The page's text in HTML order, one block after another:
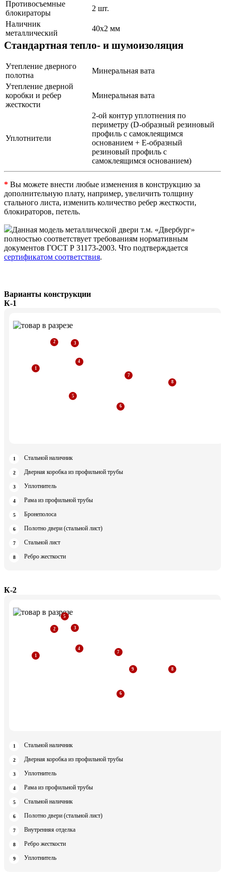
Противосъемные
блокираторы
2 шт.
Наличник
металлический
40х2 мм
Стандартная тепло- и шумоизоляция
Утепление дверного
полотна
Минеральная вата
Утепление дверной
коробки и ребер
жесткости
Минеральная вата
Уплотнители
2-ой контур уплотнения по
периметру (D-образный резиновый
профиль с самоклеящимся
основанием + Е-образный
резиновый профиль с
самоклеящимся основанием)
* Вы можете внести любые изменения в конструкцию за
дополнительную плату, например, увеличить толщину
стального листа, изменить количество ребер жесткости,
блокираторов, петель.
Данная модель металлической двери т.м. «Двербург»
полностью соответствует требованиям нормативным
документов ГОСТ Р 31173-2003. Что подтверждается
сертификатом соответствия.
Варианты конструкции
К-1
Стальной наличник
Дверная коробка из профильной трубы
Уплотнитель
Рама из профильной трубы
Бронеполоса
Полотно двери (стальной лист)
Стальной лист
Ребро жесткости
К-2
Стальной наличник
Дверная коробка из профильной трубы
Уплотнитель
Рама из профильной трубы
Стальной наличник
Полотно двери (стальной лист)
Внутренняя отделка
Ребро жесткости
Уплотнитель